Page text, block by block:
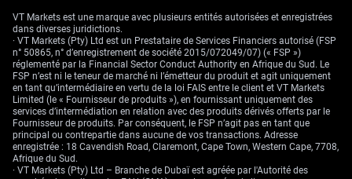
VT Markets est une marque avec plusieurs entités autorisées et enregistrées
dans diverses juridictions.
· VT Markets (Pty) Ltd est un Prestataire de Services Financiers autorisé (FSP
n° 50865, n° d’enregistrement de société 2015/072049/07) (« FSP »)
réglementé par la Financial Sector Conduct Authority en Afrique du Sud. Le
FSP n’est ni le teneur de marché ni l’émetteur du produit et agit uniquement
en tant qu’intermédiaire en vertu de la loi FAIS entre le client et VT Markets
Limited (le « Fournisseur de produits »), en fournissant uniquement des
services d’intermédiation en relation avec des produits dérivés offerts par le
Fournisseur de produits. Par conséquent, le FSP n’agit pas en tant que
principal ou contrepartie dans aucune de vos transactions. Adresse
enregistrée : 18 Cavendish Road, Claremont, Cape Town, Western Cape, 7708,
Afrique du Sud.
· VT Markets (Pty) Ltd – Branche de Dubaï est agréée par l'Autorité des